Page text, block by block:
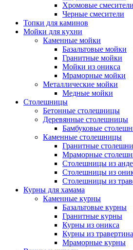
Хромовые смесители
Черные смесители
Топки для каминов
Мойки для кухни
Каменные мойки
Базальтовые мойки
Гранитные мойки
Мойки из оникса
Мраморные мойки
Металлические мойки
Медные мойки
Столешницы
Бетонные столешницы
Деревянные столешницы
Бамбуковые
Каменные столешницы
Гранитные
Мраморные
Столешницы из
Столешницы из
Столешницы из
Курны для хамама
Каменные курны
Базальтовые курны
Гранитные курны
Курны из оникса
Курны из травертина
Мраморные курны